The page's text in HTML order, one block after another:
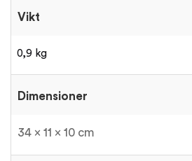
Vikt
0,9 kg
Dimensioner
34 × 11 × 10 cm